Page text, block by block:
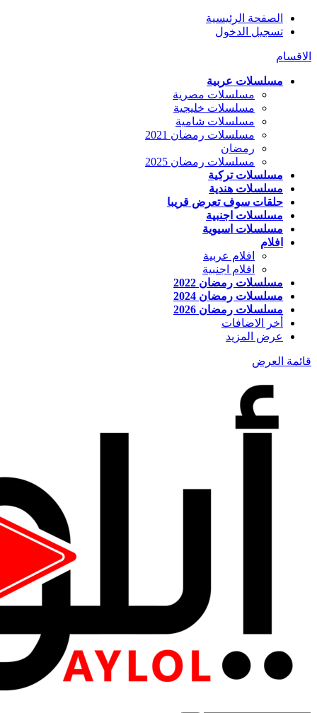
الصفحة الرئيسية
تسجيل الدخول
الاقسام
مسلسلات عربية
مسلسلات مصرية
مسلسلات خليجية
مسلسلات شامية
مسلسلات رمضان 2021
رمضان
مسلسلات رمضان 2025
مسلسلات تركية
مسلسلات هندية
حلقات سوف تعرض قريبا
مسلسلات اجنبية
مسلسلات اسيوية
افلام
افلام عربية
افلام اجنبية
مسلسلات رمضان 2022
مسلسلات رمضان 2024
مسلسلات رمضان 2026
أخر الاضافات
عرض المزيد
قائمة العرض